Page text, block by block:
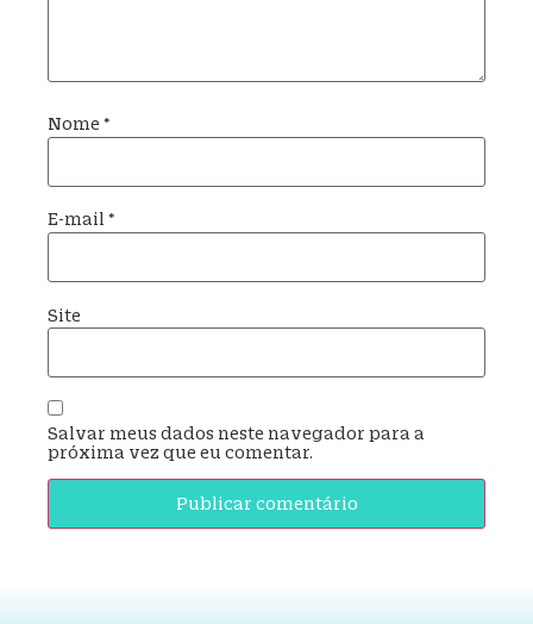
Nome *
E-mail *
Site
Salvar meus dados neste navegador para a
próxima vez que eu comentar.